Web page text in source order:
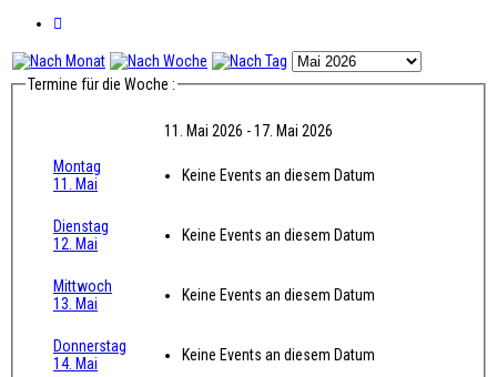
Termine für die Woche :
11. Mai 2026 - 17. Mai 2026
Montag
11. Mai
Keine Events an diesem Datum
Dienstag
12. Mai
Keine Events an diesem Datum
Mittwoch
13. Mai
Keine Events an diesem Datum
Donnerstag
14. Mai
Keine Events an diesem Datum